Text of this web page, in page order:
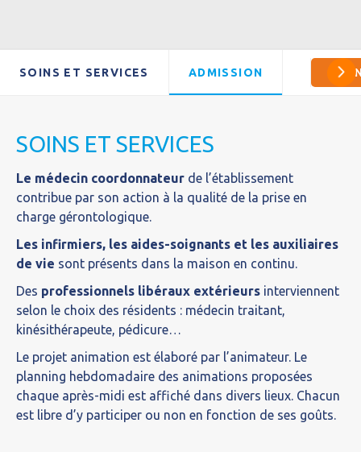
SOINS ET SERVICES ADMISSION
SOINS ET SERVICES
Le médecin coordonnateur de l’établissement
contribue par son action à la qualité de la prise en
charge gérontologique.
Les infirmiers, les aides-soignants et les auxiliaires
de vie sont présents dans la maison en continu.
Des professionnels libéraux extérieurs interviennent
selon le choix des résidents : médecin traitant,
kinésithérapeute, pédicure…
Le projet animation est élaboré par l’animateur. Le
planning hebdomadaire des animations proposées
chaque après-midi est affiché dans divers lieux. Chacun
est libre d’y participer ou non en fonction de ses goûts.